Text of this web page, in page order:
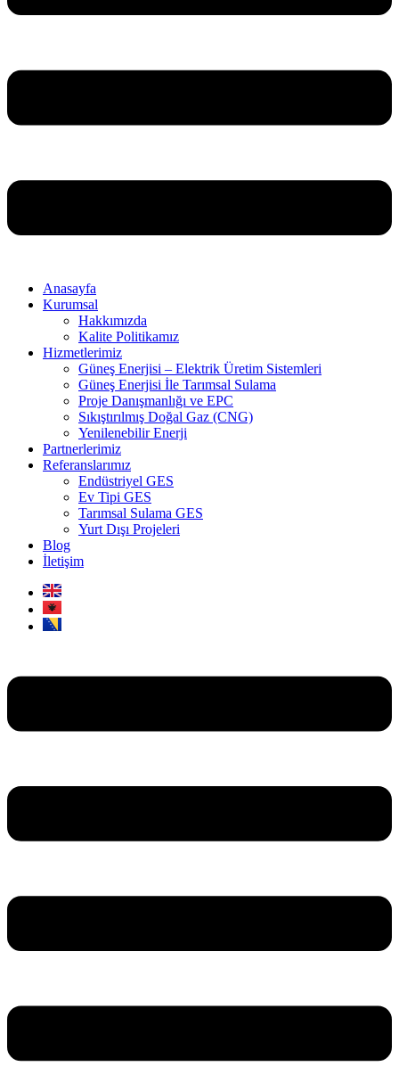
Anasayfa
Kurumsal
Hakkımızda
Kalite Politikamız
Hizmetlerimiz
Güneş Enerjisi – Elektrik Üretim Sistemleri
Güneş Enerjisi İle Tarımsal Sulama
Proje Danışmanlığı ve EPC
Sıkıştırılmış Doğal Gaz (CNG)
Yenilenebilir Enerji
Partnerlerimiz
Referanslarımız
Endüstriyel GES
Ev Tipi GES
Tarımsal Sulama GES
Yurt Dışı Projeleri
Blog
İletişim